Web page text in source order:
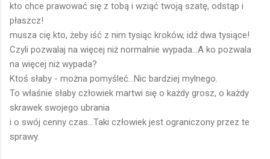
kto chce prawować się z tobą i wziąć twoją szatę, odstąp i
płaszcz!
musza cię kto, żeby iść z nim tysiąc kroków, idź dwa tysiące!
Czyli pozwalaj na więcej niż normalnie wypada...A ko pozwala
na więcej niż wypada?
Ktoś słaby - można pomyśleć...Nic bardziej mylnego.
To właśnie słaby człowiek martwi się o każdy grosz, o każdy
skrawek swojego ubrania
i o swój cenny czas...Taki człowiek jest ograniczony przez te
sprawy.